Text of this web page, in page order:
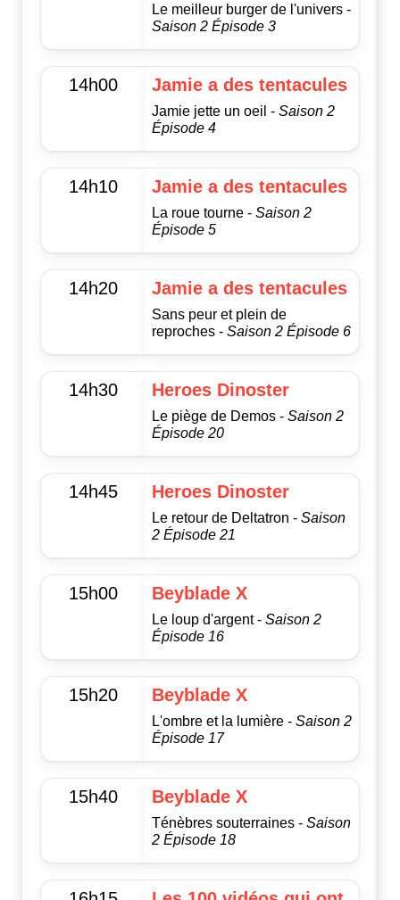
Le meilleur burger de l'univers -
Saison 2 Épisode 3
14h00 Jamie a des tentacules
Jamie jette un oeil - Saison 2
Épisode 4
14h10 Jamie a des tentacules
La roue tourne - Saison 2
Épisode 5
14h20 Jamie a des tentacules
Sans peur et plein de
reproches - Saison 2 Épisode 6
14h30 Heroes Dinoster
Le piège de Demos - Saison 2
Épisode 20
14h45 Heroes Dinoster
Le retour de Deltatron - Saison
2 Épisode 21
15h00 Beyblade X
Le loup d'argent - Saison 2
Épisode 16
15h20 Beyblade X
L'ombre et la lumière - Saison 2
Épisode 17
15h40 Beyblade X
Ténèbres souterraines - Saison
2 Épisode 18